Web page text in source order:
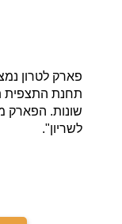
פארק לטרון
תחנת התצפית
שונות. הפארק
לשריון".